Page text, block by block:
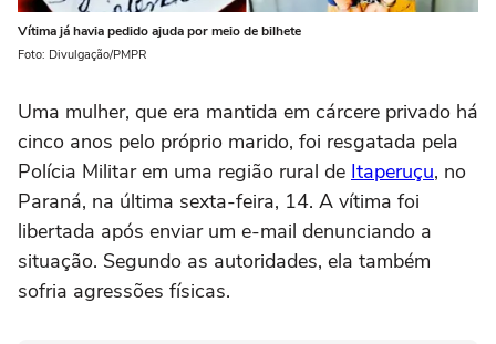
Vítima já havia pedido ajuda por meio de bilhete
Foto: Divulgação/PMPR
Uma mulher, que era mantida em cárcere privado há
cinco anos pelo próprio marido, foi resgatada pela
Polícia Militar em uma região rural de Itaperuçu, no
Paraná, na última sexta-feira, 14. A vítima foi
libertada após enviar um e-mail denunciando a
situação. Segundo as autoridades, ela também
sofria agressões físicas.